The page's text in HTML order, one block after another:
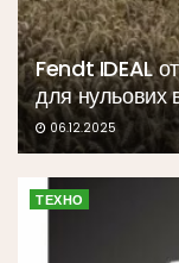
Fendt IDEAL
для нульових
06.12.2025
ТЕХНО